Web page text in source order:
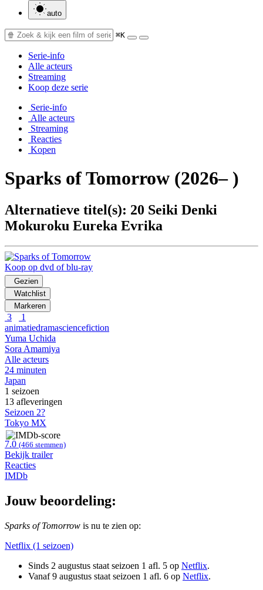
auto
⌘K
Serie-info
Alle acteurs
Streaming
Koop deze serie
Serie-info
Alle acteurs
Streaming
Reacties
Kopen
Sparks of Tomorrow (2026– )
Alternatieve titel(s): 20 Seiki Denki
Mokuroku Eureka Evrika
Koop op dvd of blu-ray
Gezien
Watchlist
Markeren
3
1
animatiedramasciencefiction
Yuma Uchida
Sora Amamiya
Alle acteurs
24 minuten
Japan
1 seizoen
13 afleveringen
Seizoen 2?
Tokyo MX
7.0 (466 stemmen)
Bekijk trailer
Reacties
IMDb
Jouw beoordeling:
Sparks of Tomorrow is nu te zien op:
Netflix (1 seizoen)
Sinds 2 augustus staat seizoen 1 afl. 5 op Netflix.
Vanaf 9 augustus staat seizoen 1 afl. 6 op Netflix.